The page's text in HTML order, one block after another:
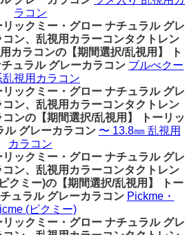
ラコン
リックミー・グロー ナチュラル グレ
ン、乱視用カラーコンタクトレン
カラコンの【期間選択/乱視用】 ト
ュラル グレーカラコン ブルべクー
乱視用カラコン
リックミー・グロー ナチュラル グレ
ン、乱視用カラーコンタクトレン
ンの【期間選択/乱視用】 トーリッ
ル グレーカラコン 〜 13.8㎜ 乱視用
カラコン
リックミー・グロー ナチュラル グレ
ン、乱視用カラーコンタクトレン
クミー)の【期間選択/乱視用】 トー
ュラル グレーカラコン Pickme・
(ピクミー)
リックミー・グロー ナチュラル グレ